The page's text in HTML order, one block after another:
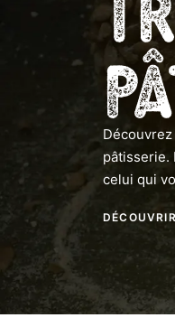
pâtisserie.
celui qui